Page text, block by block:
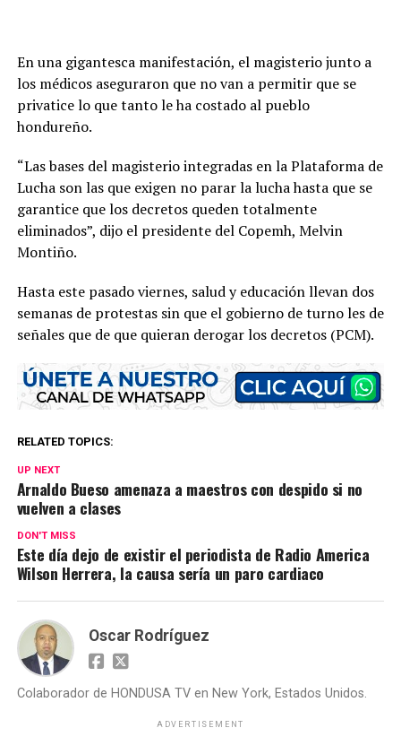
En una gigantesca manifestación, el magisterio junto a
los médicos aseguraron que no van a permitir que se
privatice lo que tanto le ha costado al pueblo
hondureño.
“Las bases del magisterio integradas en la Plataforma de
Lucha son las que exigen no parar la lucha hasta que se
garantice que los decretos queden totalmente
eliminados”, dijo el presidente del Copemh, Melvin
Montiño.
Hasta este pasado viernes, salud y educación llevan dos
semanas de protestas sin que el gobierno de turno les de
señales que de que quieran derogar los decretos (PCM).
RELATED TOPICS:
UP NEXT
Arnaldo Bueso amenaza a maestros con despido si no
vuelven a clases
DON'T MISS
Este día dejo de existir el periodista de Radio America
Wilson Herrera, la causa sería un paro cardiaco
Oscar Rodríguez
Colaborador de HONDUSA TV en New York, Estados Unidos.
ADVERTISEMENT